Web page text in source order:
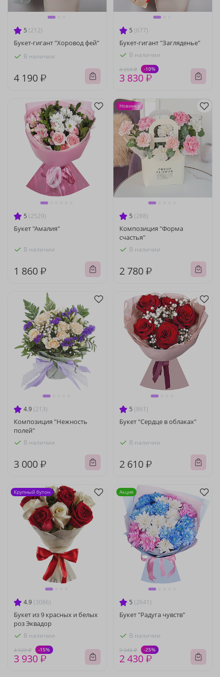
5 (212)
Букет-гигант "Хоровод фей"
В наличии
4 190 ₽
5 (677)
Букет-гигант "Загляденье"
В наличии
4 260 ₽ -10%
3 830 ₽
5 (2529)
Букет "Амалия"
В наличии
1 860 ₽
5 (288)
Композиция "Форма
счастья"
В наличии
2 780 ₽
Новинка
4.9 (213)
Композиция "Нежность
полей"
В наличии
3 000 ₽
5 (861)
Букет "Сердце в облаках"
В наличии
2 610 ₽
4.9 (3086)
Букет из 9 красных и белых
роз Эквадор
В наличии
4 620 ₽ -15%
3 930 ₽
Крупный бутон
5 (2641)
Букет "Радуга чувств"
В наличии
3 240 ₽ -25%
2 430 ₽
Акция